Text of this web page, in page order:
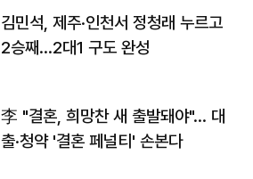
김민석, 제주·인천서 정청래 누르고
2승째…2대1 구도 완성
李 "결혼, 희망찬 새 출발돼야"… 대
출·청약 '결혼 페널티' 손본다